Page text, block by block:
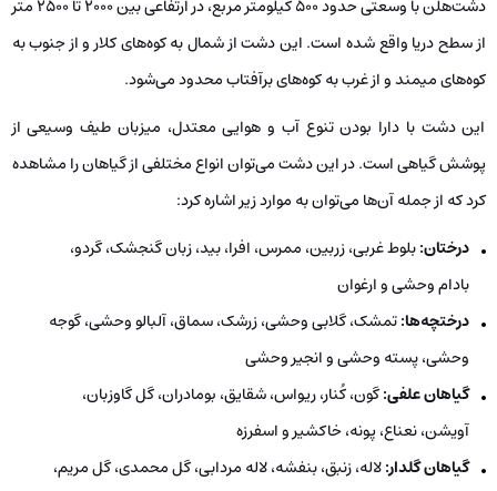
دشت‌هلن با وسعتی حدود 500 کیلومتر مربع، در ارتفاعی بین 2000 تا 2500 متر
از سطح دریا واقع شده است. این دشت از شمال به کوه‌های کلار و از جنوب به
کوه‌های میمند و از غرب به کوه‌های برآفتاب محدود می‌شود.
این دشت با دارا بودن تنوع آب و هوایی معتدل، میزبان طیف وسیعی از
پوشش گیاهی است. در این دشت می‌توان انواع مختلفی از گیاهان را مشاهده
کرد که از جمله آن‌ها می‌توان به موارد زیر اشاره کرد:
درختان:بلوط غربی، زربین، ممرس، افرا، بید، زبان گنجشک، گردو،
بادام وحشی و ارغوان
درختچه‌ها:تمشک، گلابی وحشی، زرشک، سماق، آلبالو وحشی، گوجه
وحشی، پسته وحشی و انجیر وحشی
گیاهان علفی:گون، کُنار، ریواس، شقایق، بومادران، گل گاوزبان،
آویشن، نعناع، پونه، خاکشیر و اسفرزه
گیاهان گلدار:لاله، زنبق، بنفشه، لاله مردابی، گل محمدی، گل مریم،